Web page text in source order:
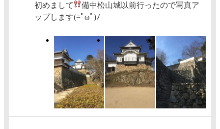
初めまして
備中松山城以前行ったので写真ア
ップします(=ﾟωﾟ)ﾉ